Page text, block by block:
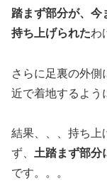
踏まず部分が、今
持ち上げられたわ
さらに足裏の外側
近で着地するよう
結果、、、持ち上
ず、 土踏まず部分
です。。。